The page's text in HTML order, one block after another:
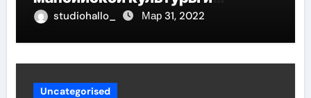
искусства, рассказываем о его
studiohallo_ Мар 31, 2022
Uncategorised